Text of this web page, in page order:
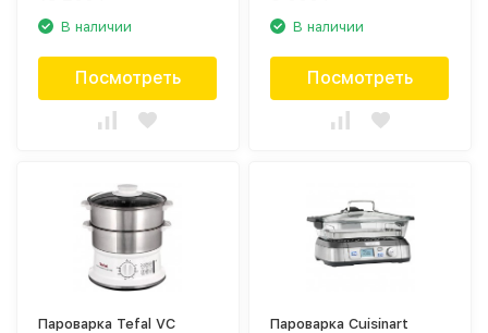
В наличии
Посмотреть
В наличии
Посмотреть
Пароварка Tefal VC
Пароварка Cuisinart